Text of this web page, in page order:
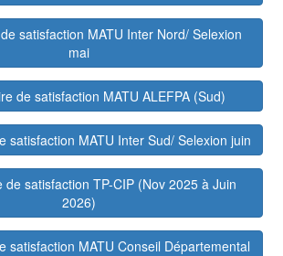
satisfaction MATU Inter Nord/ Selexion
mai
de satisfaction MATU ALEFPA (Sud)
satisfaction MATU Inter Sud/ Selexion juin
de satisfaction TP-CIP (Nov 2025 à Juin
2026)
satisfaction MATU Conseil Départemental